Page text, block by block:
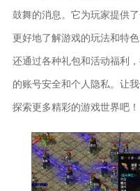
鼓舞的消息。它为玩家提供
更好地了解游戏的玩法和特
还通过各种礼包和活动福利
的账号安全和个人隐私。让
探索更多精彩的游戏世界吧！